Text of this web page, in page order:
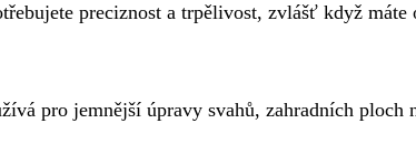
preciznost a trpělivost, zvlášť když máte
pro jemnější úpravy svahů, zahradních ploch